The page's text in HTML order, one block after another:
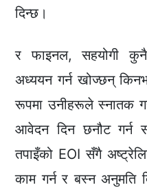
दिन्छ।
र फाइनल, सहयोगी कुनै
अध्ययन गर्न खोज्छन् किनभने
रूपमा उनीहरूले स्नातक
आवेदन दिन छनौट गर्न
तपाइँको EOI सँगै
काम गर्न र बस्न